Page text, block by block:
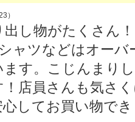
）
出し物がたくさん
ャツなどはオー
す。こじんまり
店員さんも気さ
してお買い物で